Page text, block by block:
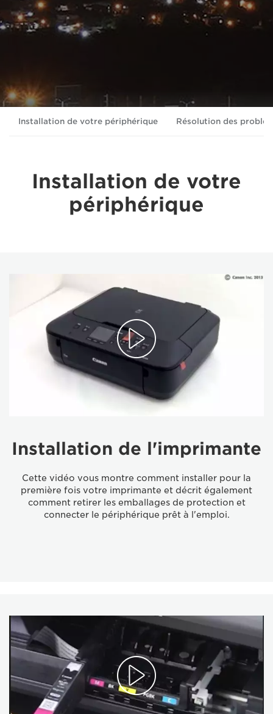
Installation de votre périphérique Résolution des
Installation de votre
périphérique
Installation de l'imprimante
Cette vidéo vous montre comment installer pour la
première fois votre imprimante et décrit également
comment retirer les emballages de protection et
connecter le périphérique prêt à l'emploi.